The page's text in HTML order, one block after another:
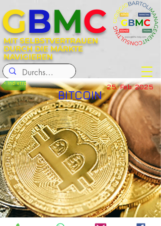
MIT SELBSTVERTRAUEN
DURCH DIE MÄRKTE
NAVIGIEREN
GBMC
< Indietro
BITCOIN
25. Feb. 2025